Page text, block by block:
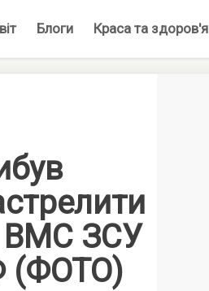
Блоги Краса та здоров'я
ВМС ЗСУ
(ФОТО)